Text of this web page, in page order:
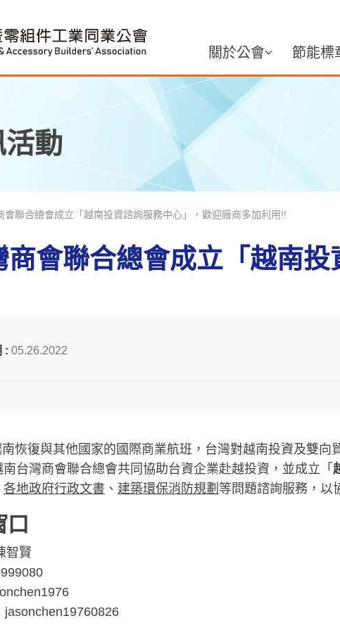
關於公會 節能標
動
會聯合總會成立「越南投資諮詢服務中心」，歡迎廠商多加利用!!
商會聯合總會成立「越南
: 05.26.2022
恢復與其他國家的國際商業航班，台灣對越南投資及雙
台灣商會聯合總會共同協助台資企業赴越投資，並成立「
各地政府行政文書 、 建築環保消防規劃 等問題諮詢服務，
口
智賢
jasonchen19760826